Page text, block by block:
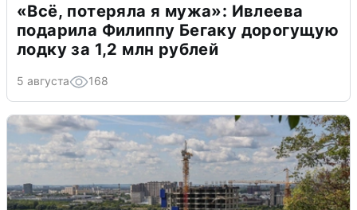
«Всё, потеряла я мужа»: Ивлеева
подарила Филиппу Бегаку дорогущую
лодку за 1,2 млн рублей
5 августа 168